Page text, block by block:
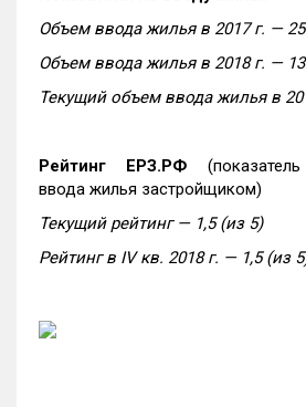
Объем ввода жилья в 2017 г. —
Объем ввода жилья в 2018 г. —
Текущий объем ввода жилья в
Рейтинг ЕРЗ.РФ
ввода жилья застройщиком)
Текущий рейтинг — 1,5 (из 5)
Рейтинг в IV кв. 2018 г. — 1,5 (из